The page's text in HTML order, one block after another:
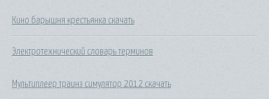
Кино барышня крестьянка скачать
Электротехнический словарь терминов
Мультиплеер траинз симулятор 2012 скачать